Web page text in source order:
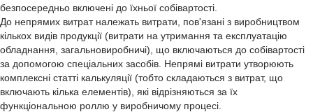
безпосередньо включені до їхньої собівартості.
До непрямих витрат належать витрати, пов'язані з виробництвом
кількох видів продукції (витрати на утримання та експлуатацію
обладнання, загальновиробничі), що включаються до собівартості
за допомогою спеціальних засобів. Непрямі витрати утворюють
комплексні статті калькуляції (тобто складаються з витрат, що
включають кілька елементів), які відрізняються за їх
функціональною роллю у виробничому процесі.